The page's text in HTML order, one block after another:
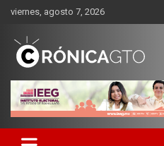
Saltar
contenido
viernes, agosto 7, 2026
CRONICA